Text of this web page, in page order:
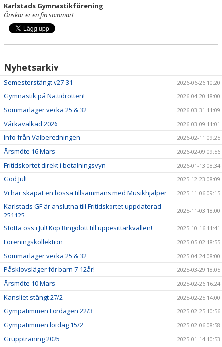
BLI LEDARE
FÖRENINGSKOLLEKTION
FRITIDSKORTET
Karlstads Gymnastikförening
Önskar er en fin sommar!
Nyhetsarkiv
Semesterstängt v27-31 2026-06-26 10:20
Gymnastik på Nattidrotten! 2026-04-20 18:00
Sommarläger vecka 25 & 32 2026-03-31 11:09
Vårkavalkad 2026 2026-03-09 11:01
Info från Valberedningen 2026-02-11 09:25
Årsmöte 16 Mars 2026-02-09 09:56
Fritidskortet direkt i betalningsvyn 2026-01-13 08:34
God Jul! 2025-12-23 08:09
Vi har skapat en bössa tillsammans med Musikhjälpen 2025-11-06 09:15
Karlstads GF är anslutna till Fritidskortet uppdaterad
251125
2025-11-03 18:00
Stötta oss i Jul! Köp Bingolott till uppesittarkvällen! 2025-10-16 11:41
Föreningskollektion 2025-05-02 18:55
Sommarläger vecka 25 & 32 2025-04-24 08:00
Påsklovsläger för barn 7-12år! 2025-03-29 18:05
Årsmöte 10 Mars 2025-02-26 16:24
Kansliet stängt 27/2 2025-02-25 14:00
Gympatimmen Lördagen 22/3 2025-02-25 10:56
Gympatimmen lördag 15/2 2025-02-06 08:58
Gruppträning 2025 2025-01-14 10:53